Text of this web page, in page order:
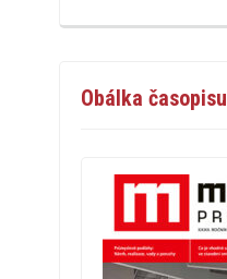
Obálka časopisu